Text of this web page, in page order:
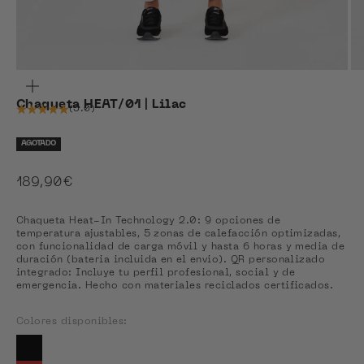
Chaqueta HEAT/01 | Lilac
(5.0)
AGOTADO
Precio de oferta
189,90€
Chaqueta Heat-In Technology 2.0: 9 opciones de
temperatura ajustables, 5 zonas de calefacción optimizadas,
con funcionalidad de carga móvil y hasta 6 horas y media de
duración (bateria incluida en el envio). QR personalizado
integrado: Incluye tu perfil profesional, social y de
emergencia. Hecho con materiales reciclados certificados.
Colores disponibles: